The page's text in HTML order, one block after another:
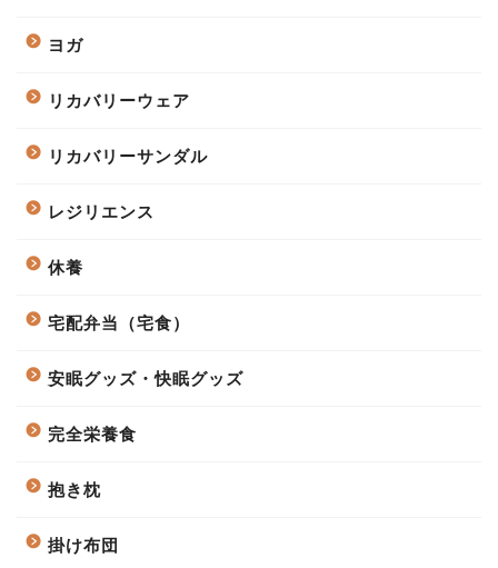
ヨガ
リカバリーウェア
リカバリーサンダル
レジリエンス
休養
宅配弁当（宅食）
安眠グッズ・快眠グッズ
完全栄養食
抱き枕
掛け布団